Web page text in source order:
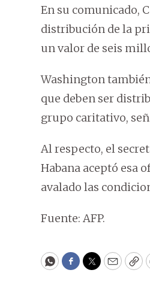
En su comunicado,
distribución de la
un valor de seis
Washington
que deben ser
grupo caritativo,
Al respecto, el
Habana aceptó esa
avalado las
Fuente: AFP.
WhatsApp
Facebook
Twitter
Email